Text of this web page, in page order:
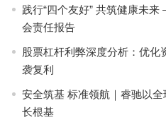
践行“四个友好” 共筑健康未
会责任报告
股票杠杆利弊深度分析：优化
袭复利
安全筑基 标准领航｜睿驰以
长根基